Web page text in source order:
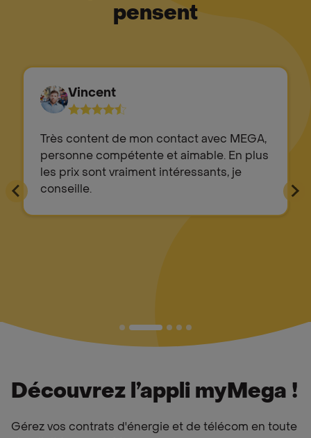
pensent
Vincent
Très content de mon contact avec MEGA,
personne compétente et aimable. En plus
les prix sont vraiment intéressants, je
conseille.
Découvrez l’appli myMega !
Gérez vos contrats d'énergie et de télécom en toute